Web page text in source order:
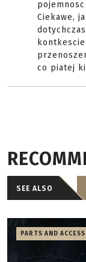
Ciekawe,
co piatej
SEE ALSO
PARTS AND